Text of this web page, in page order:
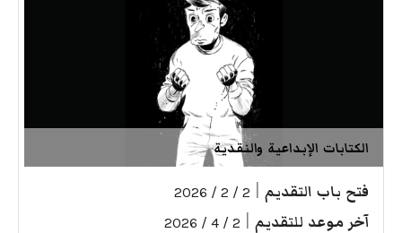
الكتابات الإبداعية والنقدية
فتح باب التقديم 2 / 2 / 2026
آخر موعد للتقديم 2 / 4 / 2026